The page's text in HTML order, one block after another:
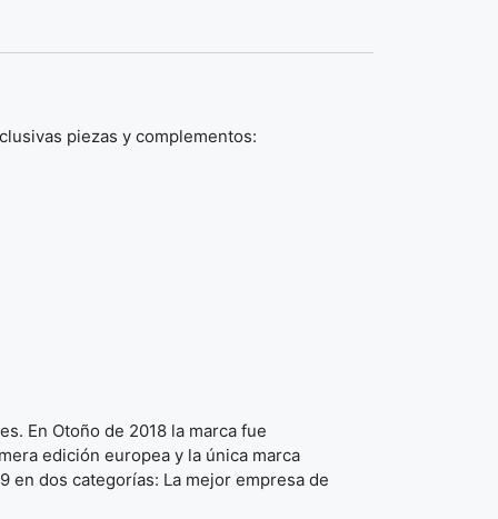
piezas y complementos:
En Otoño de 2018 la marca fue
edición europea y la única marca
en dos categorías: La mejor empresa de